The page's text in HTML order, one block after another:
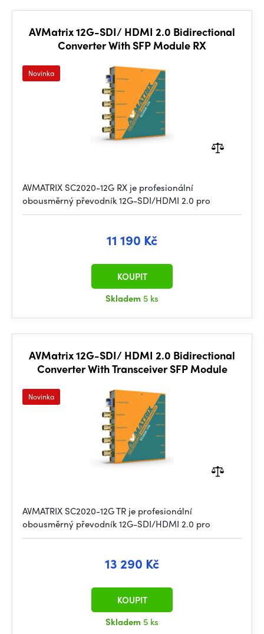
AVMatrix 12G-SDI/ HDMI 2.0 Bidirectional
Converter With SFP Module RX
Novinka
AVMATRIX SC2020-12G RX je profesionální
obousměrný převodník 12G-SDI/HDMI 2.0 pro
11 190 Kč
Skladem 5 ks
KOUPIT
AVMatrix 12G-SDI/ HDMI 2.0 Bidirectional
Converter With Transceiver SFP Module
Novinka
AVMATRIX SC2020-12G TR je profesionální
obousměrný převodník 12G-SDI/HDMI 2.0 pro
13 290 Kč
Skladem 5 ks
KOUPIT